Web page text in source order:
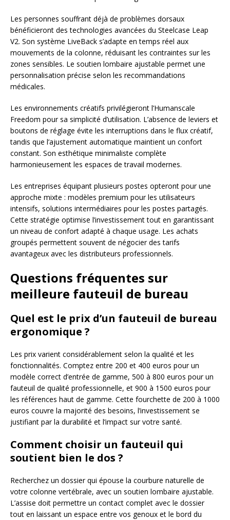
Les personnes souffrant déjà de problèmes dorsaux
bénéficieront des technologies avancées du Steelcase Leap
V2. Son système LiveBack s’adapte en temps réel aux
mouvements de la colonne, réduisant les contraintes sur les
zones sensibles. Le soutien lombaire ajustable permet une
personnalisation précise selon les recommandations
médicales.
Les environnements créatifs privilégieront l’Humanscale
Freedom pour sa simplicité d’utilisation. L’absence de leviers et
boutons de réglage évite les interruptions dans le flux créatif,
tandis que l’ajustement automatique maintient un confort
constant. Son esthétique minimaliste complète
harmonieusement les espaces de travail modernes.
Les entreprises équipant plusieurs postes opteront pour une
approche mixte : modèles premium pour les utilisateurs
intensifs, solutions intermédiaires pour les postes partagés.
Cette stratégie optimise l’investissement tout en garantissant
un niveau de confort adapté à chaque usage. Les achats
groupés permettent souvent de négocier des tarifs
avantageux avec les distributeurs professionnels.
Questions fréquentes sur
meilleure fauteuil de bureau
Quel est le prix d’un fauteuil de bureau
ergonomique ?
Les prix varient considérablement selon la qualité et les
fonctionnalités. Comptez entre 200 et 400 euros pour un
modèle correct d’entrée de gamme, 500 à 800 euros pour un
fauteuil de qualité professionnelle, et 900 à 1500 euros pour
les références haut de gamme. Cette fourchette de 200 à 1000
euros couvre la majorité des besoins, l’investissement se
justifiant par la durabilité et l’impact sur votre santé.
Comment choisir un fauteuil qui
soutient bien le dos ?
Recherchez un dossier qui épouse la courbure naturelle de
votre colonne vertébrale, avec un soutien lombaire ajustable.
L’assise doit permettre un contact complet avec le dossier
tout en laissant un espace entre vos genoux et le bord du